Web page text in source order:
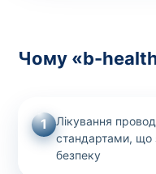
Чому «b-
1
Лікування
стандартами, що
безпеку